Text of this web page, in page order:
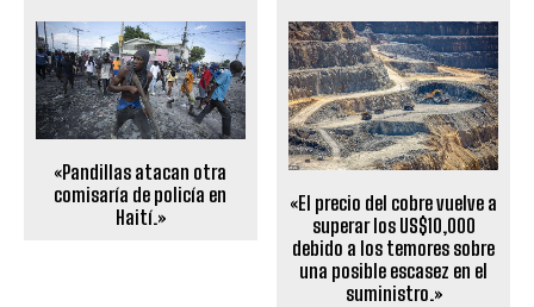
«Pandillas atacan otra
comisaría de policía en
Haití.»
«El precio del cobre vuelve a
superar los US$10,000
debido a los temores sobre
una posible escasez en el
suministro.»